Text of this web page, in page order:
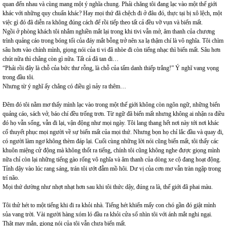
quan đến nhau và cùng mang một ý nghĩa chung. Phải chăng tôi đang lạc vào một thế giới
khác với những quy chuẩn khác? Hay mọi thứ đã chệch đi ở đâu đó, thực tại bị xô lệch, một
việc gì đó đã diễn ra không đúng cách để rồi tiếp theo tất cả đều vỡ vụn và biến mất.
Ngồi ở phòng khách tôi nhắm nghiền mắt lại trong khi tivi vẫn mở, âm thanh của chương
trình quảng cáo trong bóng tối của đáy mắt bỗng trở nên xa lạ thậm chí là vô nghĩa. Tôi chìm
sâu hơn vào chính mình, giọng nói của ti vi đã nhòe đi còn tiếng nhạc thì biến mất. Sâu hơn
chút nữa thì chẳng còn gì nữa. Tất cả đã tan đi…
“Phải rồi đây là chỗ của bức thư rỗng, là chỗ của tấm danh thiếp trắng!” Ý nghĩ vang vọng
trong đầu tôi.
Nhưng từ ý nghĩ ấy chẳng có điều gì nảy ra thêm…
Đêm đó tôi nằm mơ thấy mình lạc vào trong một thế giới không còn ngôn ngữ, những biển
quảng cáo, sách vở, báo chí đều trống trơn. Từ ngữ đã biến mất nhưng không ai nhận ra điều
đó họ vẫn sống, vẫn đi lại, vận động như mọi ngày. Tôi lang thang hết nơi này tới nơi khác
cố thuyết phục mọi người về sự biến mất của mọi thứ. Nhưng bọn họ chỉ lắc đầu và quay đi,
có người làm ngơ không thèm đáp lại. Cuối cùng những lời nói cũng biến mất, tôi thấy các
khuôn miệng cử động mà không thốt ra tiếng, chính tôi cũng không nghe được giọng mình
nữa chỉ còn lại những tiếng gào rống vô nghĩa và âm thanh của dòng xe cộ đang hoạt động.
Tỉnh dậy vào lúc rang sáng, trán tôi ướt đẫm mồ hôi. Dư vị của cơn mơ vẫn tràn ngập trong
trí não.
Mọi thứ dường như nhợt nhạt hơn sau khi tôi thức dậy, đúng ra là, thế giới đã phai màu.
Tôi thử hét to một tiếng khi đi ra khỏi nhà. Tiếng hét khiến mấy con chó gần đó giật mình
sủa vang trời. Vài người hàng xóm ló đầu ra khỏi cửa sổ nhìn tôi với ánh mắt nghi ngại.
Thật may mắn, giọng nói của tôi vẫn chưa biến mất.